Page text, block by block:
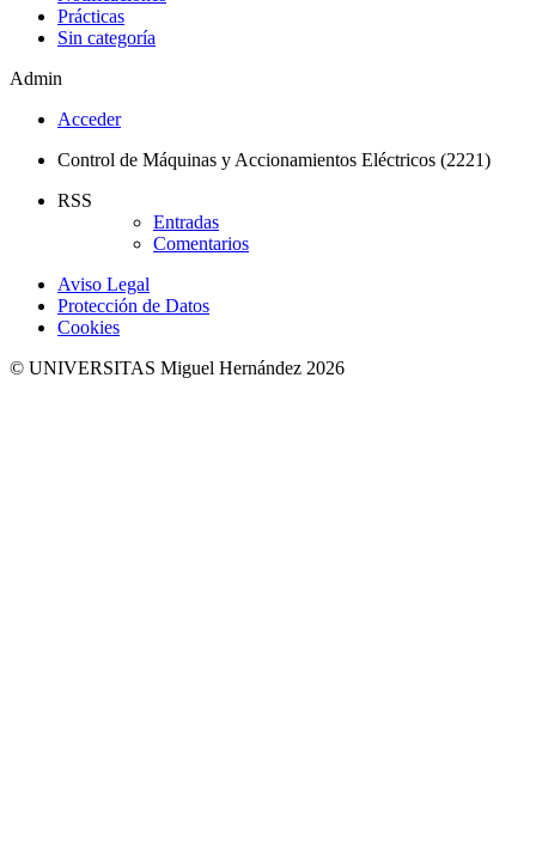
Prácticas
Sin categoría
Admin
Acceder
Control de Máquinas y Accionamientos Eléctricos (2221)
RSS
Entradas
Comentarios
Aviso Legal
Protección de Datos
Cookies
© UNIVERSITAS Miguel Hernández 2026